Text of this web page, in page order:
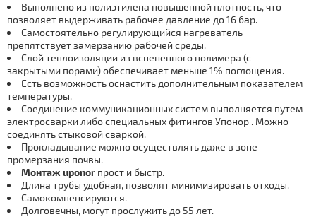
Выполнено из полиэтилена повышенной плотность, что
позволяет выдерживать рабочее давление до 16 бар.
Самостоятельно регулирующийся нагреватель
препятствует замерзанию рабочей среды.
Слой теплоизоляции из вспененного полимера (с
закрытыми порами) обеспечивает меньше 1% поглощения.
Есть возможность оснастить дополнительным показателем
температуры.
Соединение коммуникационных систем выполняется путем
электросварки либо специальных фитингов Упoнoр . Можно
соединять стыковой сваркой.
Прокладывание можно осуществлять даже в зоне
промерзания почвы.
Мoнтаж uponor прост и быстр.
Длина тpубы удобная, позволят минимизировать отходы.
Самокомпенсируются.
Долговечны, могут прослужить до 55 лет.